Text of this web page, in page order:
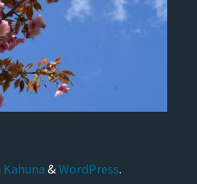
Kahuna & WordPress.